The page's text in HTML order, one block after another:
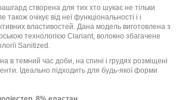
створена для тих хто шукає не тільки
також очікує від неї функціональності і і
властивостей. Дана модель виготовлена з
технологією Clariant, волокно збагачене
Sanitized.
в темний час доби, на спині і грудях розміщені
Ідеально підходить для будь-якої форми